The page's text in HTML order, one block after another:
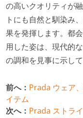
の高いクオリティが
トにも自然と馴染み
果を発揮します。都
用した姿は、現代的
の調和を見事に示し
前へ： Prada ウェア
イテム
次へ： Prada ストラ